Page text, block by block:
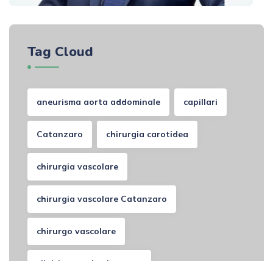
Tag Cloud
aneurisma aorta addominale capillari
Catanzaro chirurgia carotidea
chirurgia vascolare
chirurgia vascolare Catanzaro
chirurgo vascolare